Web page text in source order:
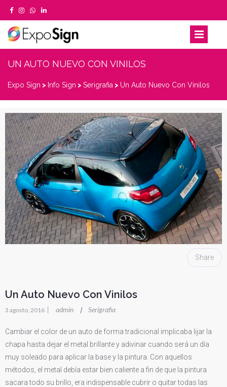
UN AUTO NUEVO CON VINILOS
Expo Sign > Info Sign > Serigrafia > Un Auto Nuevo Con Vinilos
Share
Un Auto Nuevo Con Vinilos
3 agosto, 2016 | admin | Serigrafia
Cambiar el color de un auto de forma tradicional implicaba lijar la
chapa hasta dejar el metal brillante y adivinar cuando será un día
muy soleado para aplicar la base y la pintura. Con aquellos
métodos, el metal debía estar bien caliente a fin de que la pintura
sacara todo su brillo, era indispensable cubrir o quitar todas las